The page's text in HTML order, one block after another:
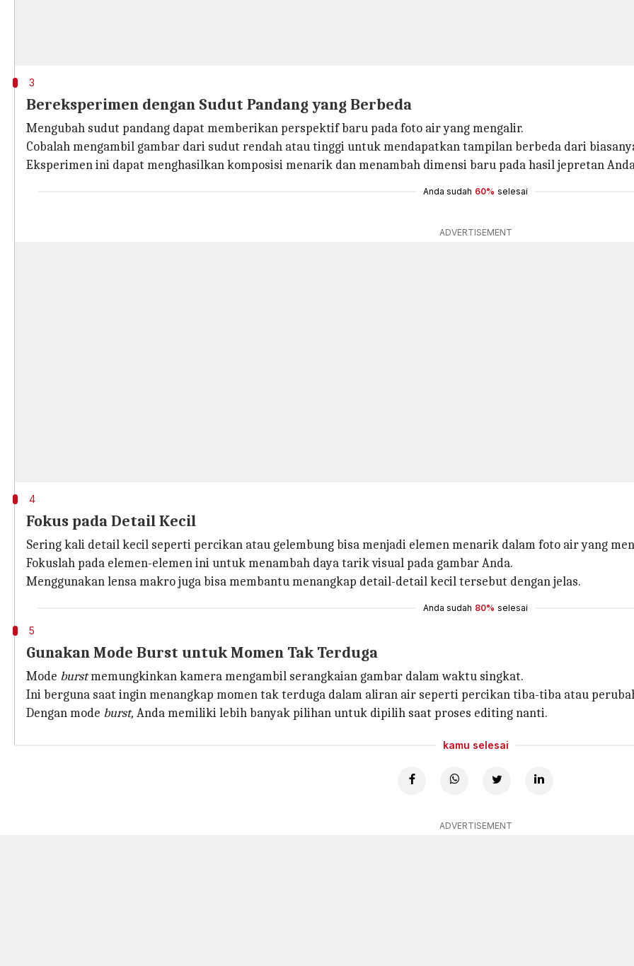
3
Bereksperimen dengan Sudut Pandang yang Berbeda
Mengubah sudut pandang dapat memberikan perspektif baru pada foto air yang mengalir.
Cobalah mengambil gambar dari sudut rendah atau tinggi untuk mendapatkan tampilan berbeda dari
Eksperimen ini dapat menghasilkan komposisi menarik dan menambah dimensi baru pada hasil jepretan
Anda sudah 60% selesai
ADVERTISEMENT
4
Fokus pada Detail Kecil
Sering kali detail kecil seperti percikan atau gelembung bisa menjadi elemen menarik dalam foto air yang
Fokuslah pada elemen-elemen ini untuk menambah daya tarik visual pada gambar Anda.
Menggunakan lensa makro juga bisa membantu menangkap detail-detail kecil tersebut dengan jelas.
Anda sudah 80% selesai
5
Gunakan Mode Burst untuk Momen Tak Terduga
Mode burstmemungkinkan kamera mengambil serangkaian gambar dalam waktu singkat.
Ini berguna saat ingin menangkap momen tak terduga dalam aliran air seperti percikan tiba-tiba atau
Dengan mode burst, Anda memiliki lebih banyak pilihan untuk dipilih saat proses editing nanti.
kamu selesai
ADVERTISEMENT